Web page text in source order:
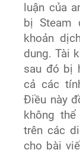
luận của
bị Steam
khoản
dung. Tài
sau đó bị
cả các
Điều này
không
trên các
cho bài